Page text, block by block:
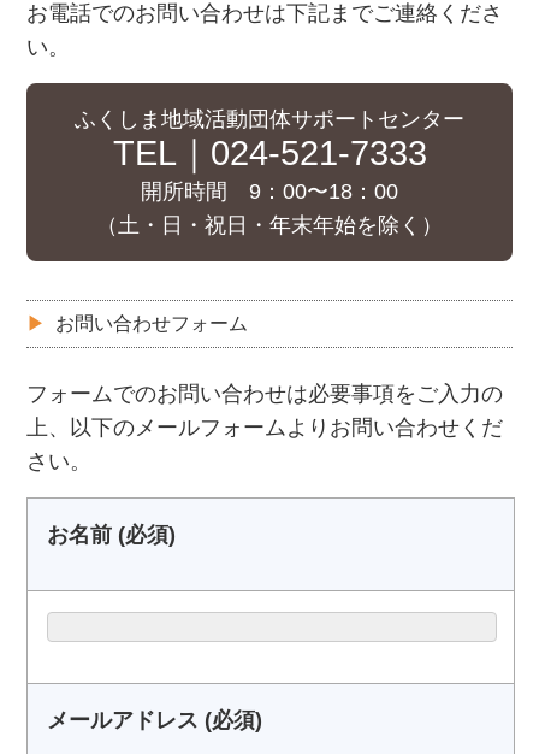
お電話でのお問い合わせは下記までご連絡くださ
い。
ふくしま地域活動団体サポートセンター
TEL｜024-521-7333
開所時間 9：00〜18：00
（土・日・祝日・年末年始を除く）
お問い合わせフォーム
フォームでのお問い合わせは必要事項をご入力の
上、以下のメールフォームよりお問い合わせくだ
さい。
お名前 (必須)
メールアドレス (必須)